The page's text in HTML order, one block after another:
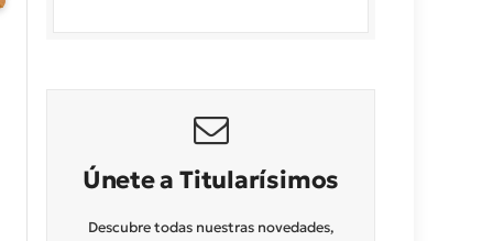
Únete a Titularísimos
Descubre todas nuestras novedades,